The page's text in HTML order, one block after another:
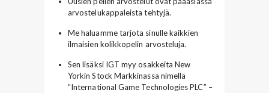
arvostelukappaleista tehtyjä.
Me haluamme tarjota sinulle kaikkien
ilmaisien kolikkopelin arvosteluja.
Sen lisäksi IGT myy osakkeita New
Yorkin Stock Markkinassa nimellä
”International Game Technologies PLC” –